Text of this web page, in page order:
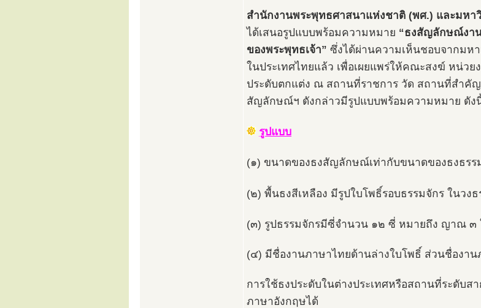
สำนักงานพระพุทธศาสนาแห่งชาติ (พศ.) และมห
ได้เสนอรูปแบบพร้อมความหมาย “ธงสัญลักษณ์งา
ของพระพุทธเจ้า” ซึ่งได้ผ่านความเห็นชอบจากมห
ในประเทศไทยแล้ว เพื่อเผยแพร่ให้คณะสงฆ์ หน่ว
ประดับตกแต่ง ณ สถานที่ราชการ วัด สถานที่สำคัญ
สัญลักษณ์ฯ ดังกล่าวมีรูปแบบพร้อมความหมาย ดัง
รูปแบบ
(๑) ขนาดของธงสัญลักษณ์เท่ากับขนาดของธงธรร
(๒) พื้นธงสีเหลือง มีรูปใบโพธิ์รอบธรรมจักร ในวงธ
(๓) รูปธรรมจักรมีซี่จำนวน ๑๒ ซี่ หมายถึง ญาณ ๓
(๔) มีชื่องานภาษาไทยด้านล่างใบโพธิ์ ส่วนชื่องาน
การใช้ธงประดับในต่างประเทศหรือสถานที่ระดับ
ภาษาอังกฤษได้